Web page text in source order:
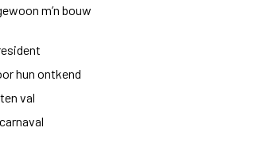
m’n bouw
hun ontkend
val